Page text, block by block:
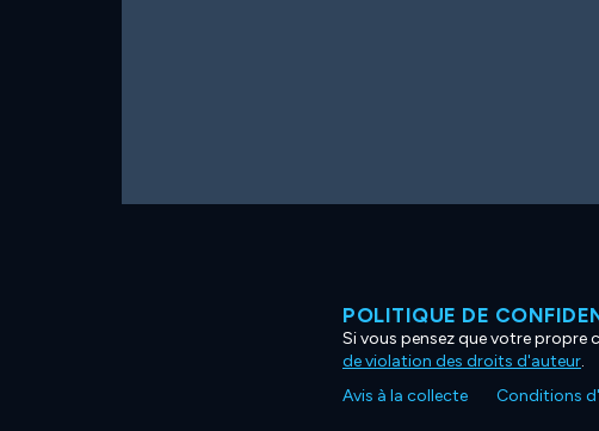
POLITIQUE DE
Si vous pensez que votre propre
de violation des droits d'auteur.
Avis à la collecte
Conditions